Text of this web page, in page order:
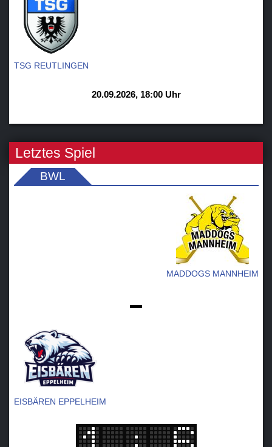
TSG REUTLINGEN
20.09.2026, 18:00 Uhr
Letztes Spiel
BWL
MADDOGS MANNHEIM
EISBÄREN EPPELHEIM